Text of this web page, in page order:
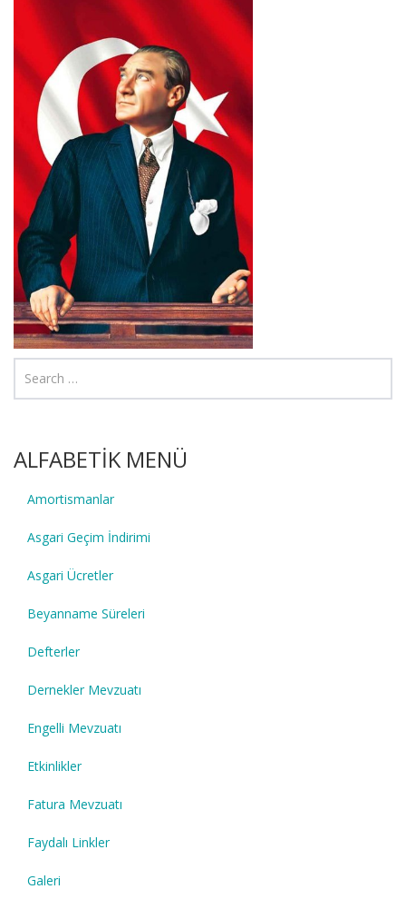
ALFABETİK MENÜ
Amortismanlar
Asgari Geçim İndirimi
Asgari Ücretler
Beyanname Süreleri
Defterler
Dernekler Mevzuatı
Engelli Mevzuatı
Etkinlikler
Fatura Mevzuatı
Faydalı Linkler
Galeri